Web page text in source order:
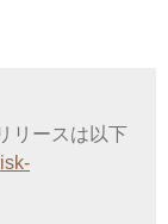
リースは以下